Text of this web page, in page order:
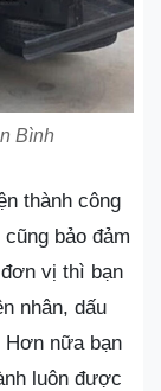
Bình
thành công
bảo đảm
vị thì bạn
nhân, dấu
Hơn nữa bạn
luôn được